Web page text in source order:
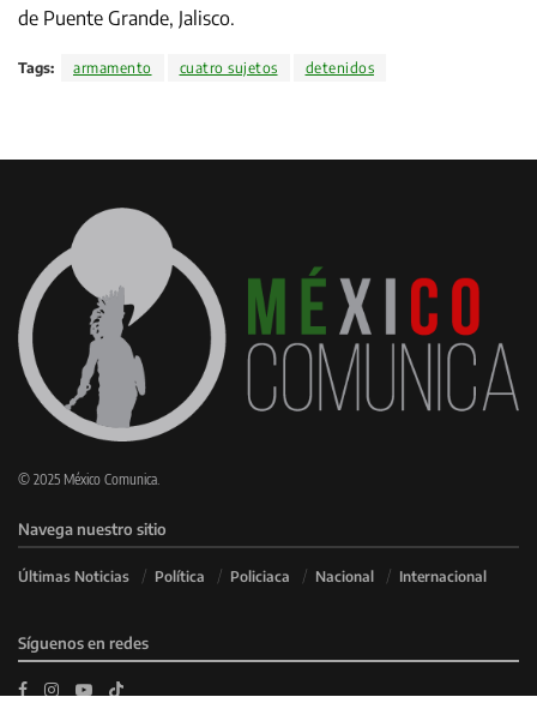
de Puente Grande, Jalisco.
Tags: armamento cuatro sujetos detenidos
© 2025 México Comunica.
Navega nuestro sitio
Últimas Noticias Política Policiaca Nacional Internacional
Síguenos en redes